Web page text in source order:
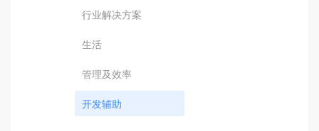
行业解决方案
生活
管理及效率
开发辅助